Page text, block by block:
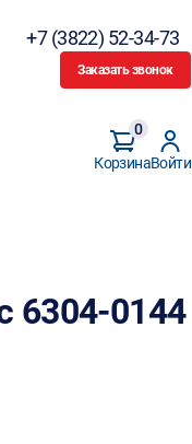
+7 (3822) 52-34-73
Заказать звонок
Корзина
0
Войти
6304-0144